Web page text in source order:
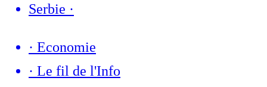
Serbie ·
· Economie
· Le fil de l'Info